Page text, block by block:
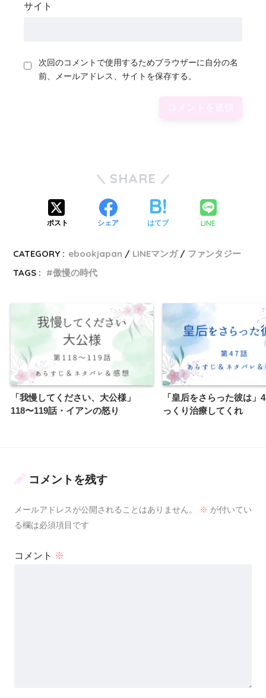
サイト
次回のコメントで使用するためブラウザーに自分の名
前、メールアドレス、サイトを保存する。
SHARE
ポスト シェア はてブ LINE
CATEGORY : ebookjapan LINEマンガ
ファンタジー
TAGS :
傲慢の時代
「我慢してください、大公様」
118〜119話・イアンの怒り
「皇后をさらった彼は」
っくり治療してくれ
コメントを残す
メールアドレスが公開されることはありません。 ※ が付いてい
る欄は必須項目です
コメント ※